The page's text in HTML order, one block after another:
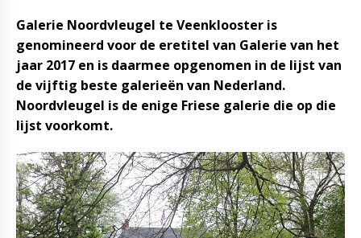
Galerie Noordvleugel te Veenklooster is
genomineerd voor de eretitel van Galerie van het
jaar 2017 en is daarmee opgenomen in de lijst van
de vijftig beste galerieën van Nederland.
Noordvleugel is de enige Friese galerie die op die
lijst voorkomt.